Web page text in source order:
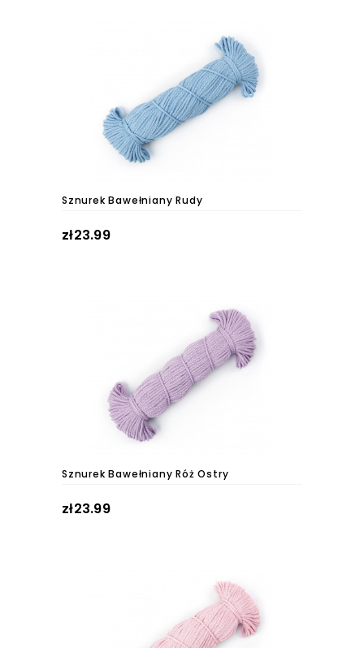
Sznurek Bawełniany Rudy
zł23.99
Sznurek Bawełniany Róż Ostry
zł23.99